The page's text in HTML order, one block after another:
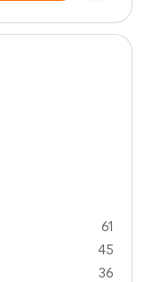
61
45
36